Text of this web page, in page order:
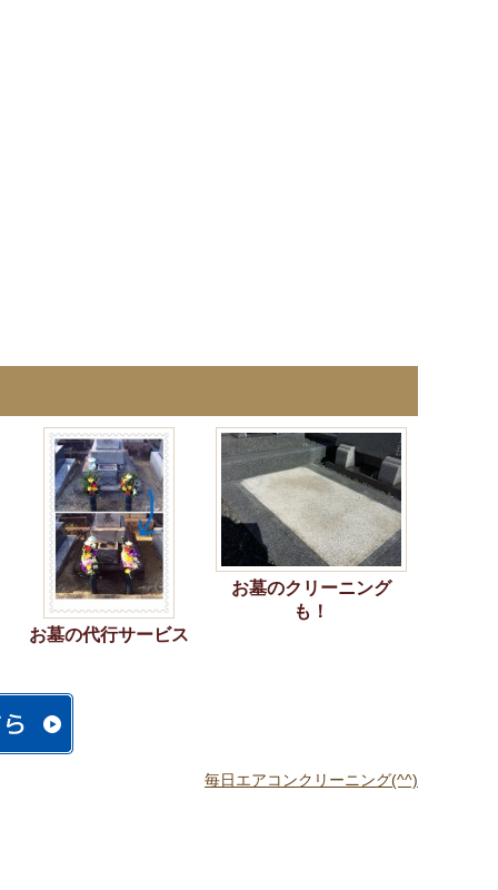
お墓の代行サービス
お墓のクリーニング
も！
毎日エアコンクリーニング(^^)